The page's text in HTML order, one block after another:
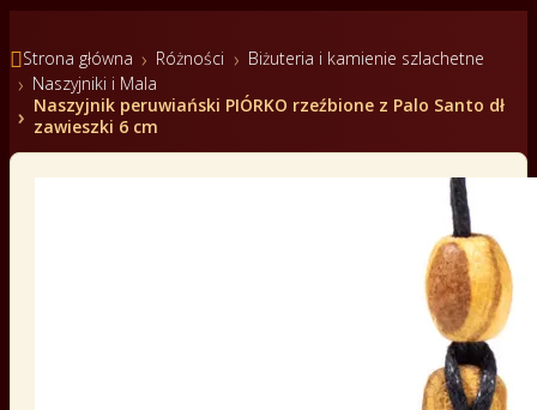
Strona główna Różności
Biżuteria i kamienie szlachetne
Naszyjniki i Mala
Naszyjnik peruwiański PIÓRKO rzeźbione z Palo Santo dł
zawieszki 6 cm